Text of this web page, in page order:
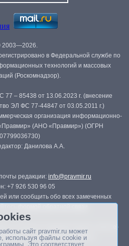
2003—2026.
в Федеральной службе по
технологий и массовых
(Роскомнадзор).
– 85438 от 13.06.2023 г. (внесение
ЭЛ ФС 77-44847 от 03.05.2011 г.)
организация информационно-
(АНО «Правмир») (ОГРН
Данилова А.А.
редакции: info@pravmir.ru
+7 926 530 96 05
или сообщить обо всех замеченных
в печатных изданиях (книгах, прессе)
разрешения редакции.
сайт pravmir.ru может
используя файлы cookie и
Это соответствует